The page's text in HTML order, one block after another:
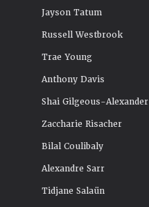
Jayson Tatum
Russell Westbrook
Trae Young
Anthony Davis
Shai Gilgeous-Alexander
Zaccharie Risacher
Bilal Coulibaly
Alexandre Sarr
Tidjane Salaün